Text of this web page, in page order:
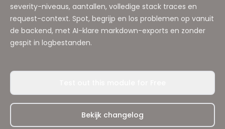
severity-niveaus, aantallen, volledige stack traces en
request-context. Spot, begrijp en los problemen op vanuit
de backend, met AI-klare markdown-exports en zonder
gespit in logbestanden.
Bekijk changelog